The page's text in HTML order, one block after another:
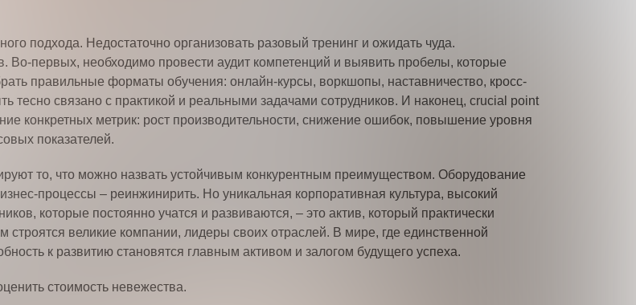
подхода. Недостаточно организовать разовый тренинг и ожидать чуда.
Во-первых, необходимо провести аудит компетенций и выявить пробелы, которые
правильные форматы обучения: онлайн-курсы, воркшопы, наставничество, кросс-
тесно связано с практикой и реальными задачами сотрудников. И наконец, crucial point
конкретных метрик: рост производительности, снижение ошибок, повышение уровня
показателей.
то, что можно назвать устойчивым конкурентным преимуществом. Оборудование
процессы – реинжинирить. Но уникальная корпоративная культура, высокий
которые постоянно учатся и развиваются, – это актив, который практически
строятся великие компании, лидеры своих отраслей. В мире, где единственной
к развитию становятся главным активом и залогом будущего успеха.
стоимость невежества.